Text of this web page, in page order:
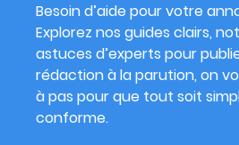
Besoin d’aide pour votre
Explorez nos guides clairs,
astuces d’experts pour
rédaction à la parution, on
à pas pour que tout soit
conforme.